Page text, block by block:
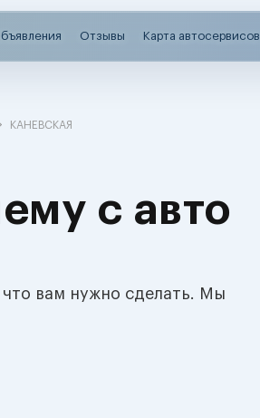
Отзывы Карта автосервисов
КАНЕВСКАЯ
с авто
вам нужно сделать. Мы